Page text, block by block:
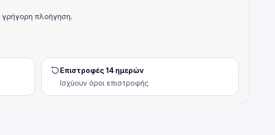
γρήγορη πλοήγηση.
Επιστροφές 14 ημερών
Ισχύουν όροι επιστροφής